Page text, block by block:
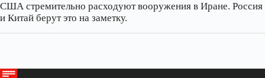
США стремительно расходуют вооружения в Иране. Россия
и Китай берут это на заметку.